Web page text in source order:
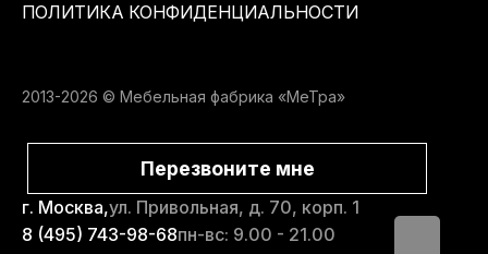
ПОЛИТИКА КОНФИДЕНЦИАЛЬНОСТИ
2013-2026 © Мебельная фабрика «МеТра»
Перезвоните мне
г. Москва,ул. Привольная, д. 70, корп. 1
8 (495) 743-98-68пн-вс: 9.00 - 21.00